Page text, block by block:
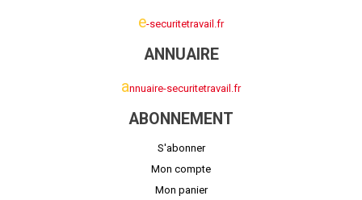
e-securitetravail.fr
ANNUAIRE
annuaire-securitetravail.fr
ABONNEMENT
S'abonner
Mon compte
Mon panier